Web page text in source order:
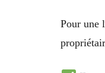
Pour une